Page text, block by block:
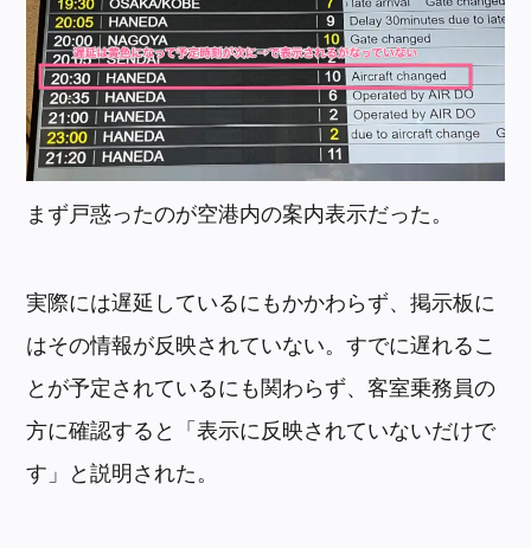
まず戸惑ったのが空港内の案内表示だった。
実際には遅延しているにもかかわらず、掲示板に
はその情報が反映されていない。すでに遅れるこ
とが予定されているにも関わらず、客室乗務員の
方に確認すると「表示に反映されていないだけで
す」と説明された。